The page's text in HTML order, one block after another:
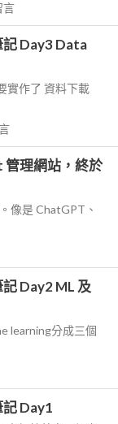
言
Day3 Data
實作了 資料下載
管理網站，終於
像是 ChatGPT、
Day2 ML 及
learning分成三個
Day1